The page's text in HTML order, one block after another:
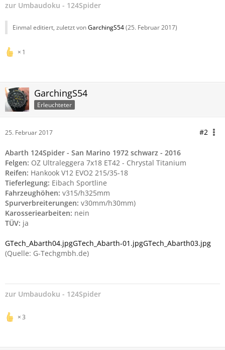
zur Umbaudoku - 124Spider
Einmal editiert, zuletzt vonGarchingS54(25. Februar 2017)
1
GarchingS54
Erleuchteter
25. Februar 2017 #2
Abarth 124Spider - San Marino 1972 schwarz - 2016
Felgen: OZ Ultraleggera 7x18 ET42 - Chrystal Titanium
Reifen: Hankook V12 EVO2 215/35-18
Tieferlegung: Eibach Sportline
Fahrzeughöhen: v315/h325mm
Spurverbreiterungen: v30mm/h30mm)
Karosseriearbeiten: nein
TÜV: ja
GTech_Abarth04.jpgGTech_Abarth-01.jpgGTech_Abarth03.jpg
(Quelle: G-Techgmbh.de)
zur Umbaudoku - 124Spider
3